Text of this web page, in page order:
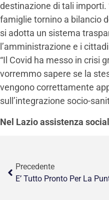
destinazione di tali importi.
famiglie tornino a bilancio
si adotta un sistema
l’amministrazione e i
“Il Covid ha messo in crisi
vorremmo sapere se la
vengono correttamente
sull’integrazione socio-
Nel Lazio assistenza
Precedente
E’ Tutto Pronto Per La